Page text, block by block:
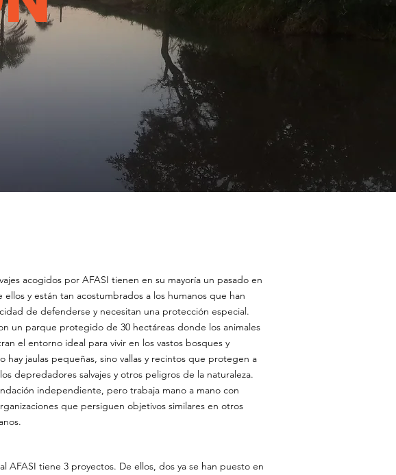
acogidos por AFASI tienen en su mayoría un pasado en
ellos y están tan acostumbrados a los humanos que han
de defenderse y necesitan una protección especial.
un parque protegido de 30 hectáreas donde los animales
el entorno ideal para vivir en los vastos bosques y
hay jaulas pequeñas, sino vallas y recintos que protegen a
depredadores salvajes y otros peligros de la naturaleza.
independiente, pero trabaja mano a mano con
que persiguen objetivos similares en otros
AFASI tiene 3 proyectos. De ellos, dos ya se han puesto en